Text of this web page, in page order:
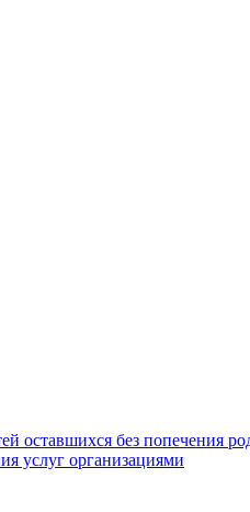
оставшихся без попечения
услуг организациями